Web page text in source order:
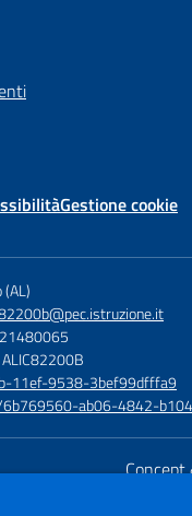
Gestione cookie
11ef-9538-3bef99dfffa9
ab06-4842-